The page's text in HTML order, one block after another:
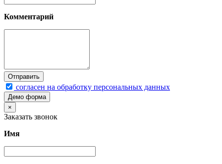
Комментарий
согласен на обработку персональных данных
Демо форма
×
Заказать звонок
Имя